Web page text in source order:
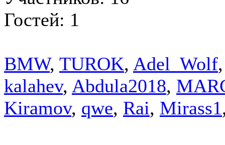
Гостей: 1
BMW, TUROK, Adel_Wolf
kalahev, Abdula2018,
Kiramov, qwe, Rai, Mirass1